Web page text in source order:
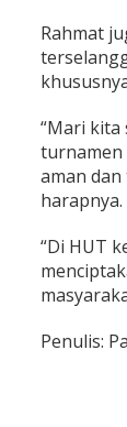
Rahmat
“Mari kita
turnamen
aman
harapnya.
“Di HUT
Penulis: